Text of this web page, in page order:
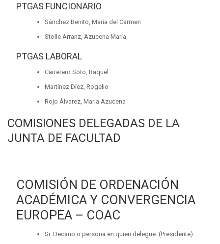
PTGAS FUNCIONARIO
Sánchez Benito, Maria del Carmen
Stolle Arranz, Azucena María
PTGAS LABORAL
Carretero Soto, Raquel
Martínez Díez, Rogelio
Rojo Álvarez, María Azucena
COMISIONES DELEGADAS DE LA
JUNTA DE FACULTAD
COMISIÓN DE ORDENACIÓN
ACADÉMICA Y CONVERGENCIA
EUROPEA – COAC
Sr. Decano o persona en quien delegue. (Presidente)